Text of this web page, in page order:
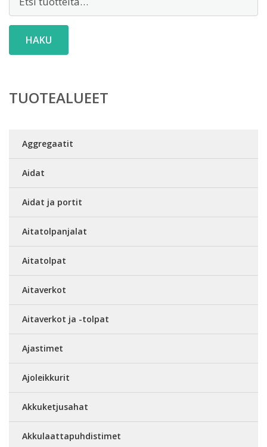
HAKU
TUOTEALUEET
Aggregaatit
Aidat
Aidat ja portit
Aitatolpanjalat
Aitatolpat
Aitaverkot
Aitaverkot ja -tolpat
Ajastimet
Ajoleikkurit
Akkuketjusahat
Akkulaattapuhdistimet